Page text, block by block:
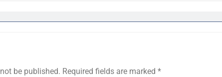
be published. Required fields are marked *